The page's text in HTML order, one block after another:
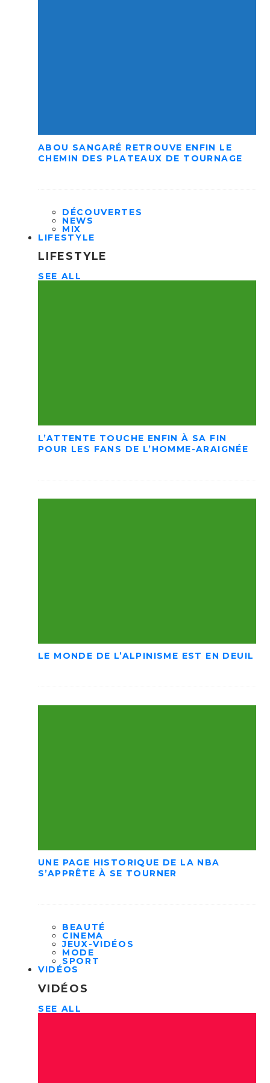
ABOU SANGARÉ RETROUVE ENFIN LE
CHEMIN DES PLATEAUX DE TOURNAGE
DÉCOUVERTES
NEWS
MIX
LIFESTYLE
LIFESTYLE
SEE ALL
L’ATTENTE TOUCHE ENFIN À SA FIN
POUR LES FANS DE L’HOMME-ARAIGNÉE
LE MONDE DE L’ALPINISME EST EN DEUIL
UNE PAGE HISTORIQUE DE LA NBA
S’APPRÊTE À SE TOURNER
BEAUTÉ
CINEMA
JEUX-VIDÉOS
MODE
SPORT
VIDÉOS
VIDÉOS
SEE ALL